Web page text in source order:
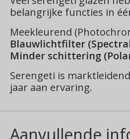
belangrijke functies in
Meekleurend
Blauwlichtfilter
Minder schittering
Serengeti is
jaar aan ervaring.
Aanvullende